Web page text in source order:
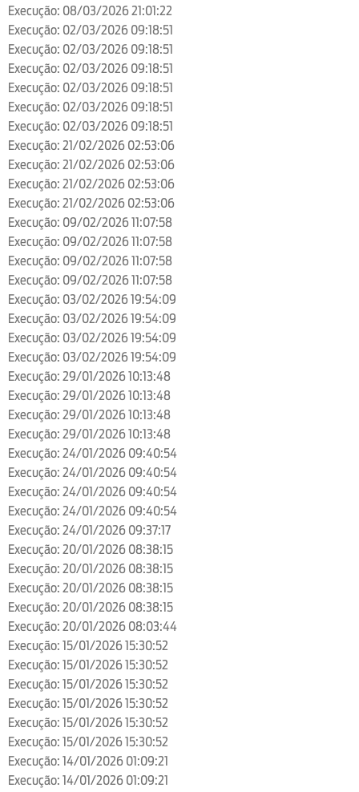
Execução: 08/03/2026 21:01:22
Execução: 02/03/2026 09:18:51
Execução: 02/03/2026 09:18:51
Execução: 02/03/2026 09:18:51
Execução: 02/03/2026 09:18:51
Execução: 02/03/2026 09:18:51
Execução: 02/03/2026 09:18:51
Execução: 21/02/2026 02:53:06
Execução: 21/02/2026 02:53:06
Execução: 21/02/2026 02:53:06
Execução: 21/02/2026 02:53:06
Execução: 09/02/2026 11:07:58
Execução: 09/02/2026 11:07:58
Execução: 09/02/2026 11:07:58
Execução: 09/02/2026 11:07:58
Execução: 03/02/2026 19:54:09
Execução: 03/02/2026 19:54:09
Execução: 03/02/2026 19:54:09
Execução: 03/02/2026 19:54:09
Execução: 29/01/2026 10:13:48
Execução: 29/01/2026 10:13:48
Execução: 29/01/2026 10:13:48
Execução: 29/01/2026 10:13:48
Execução: 24/01/2026 09:40:54
Execução: 24/01/2026 09:40:54
Execução: 24/01/2026 09:40:54
Execução: 24/01/2026 09:40:54
Execução: 24/01/2026 09:37:17
Execução: 20/01/2026 08:38:15
Execução: 20/01/2026 08:38:15
Execução: 20/01/2026 08:38:15
Execução: 20/01/2026 08:38:15
Execução: 20/01/2026 08:03:44
Execução: 15/01/2026 15:30:52
Execução: 15/01/2026 15:30:52
Execução: 15/01/2026 15:30:52
Execução: 15/01/2026 15:30:52
Execução: 15/01/2026 15:30:52
Execução: 15/01/2026 15:30:52
Execução: 14/01/2026 01:09:21
Execução: 14/01/2026 01:09:21